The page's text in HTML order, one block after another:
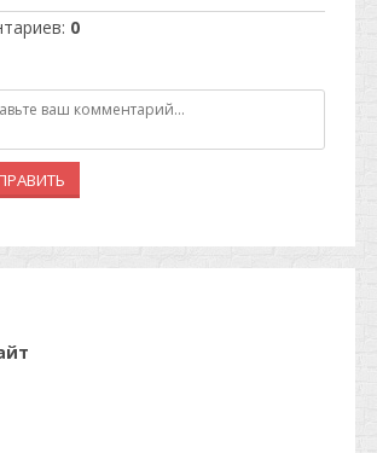
: 0